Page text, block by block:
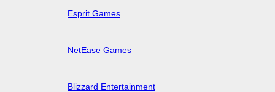
Esprit Games
NetEase Games
Blizzard Entertainment